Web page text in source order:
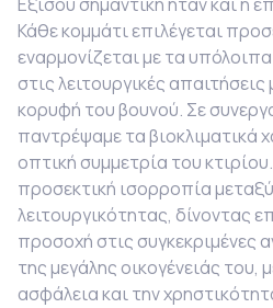
Κάθε κομμάτι επιλέγεται
εναρμονίζεται με τα
στις λειτουργικές
κορυφή του βουνού. Σε
παντρέψαμε τα βιοκλιματικά
οπτική συμμετρία του
προσεκτική ισορροπία
λειτουργικότητας, δίνοντας
προσοχή στις συγκεκριμένες
της μεγάλης οικογένειάς του,
ασφάλεια και την